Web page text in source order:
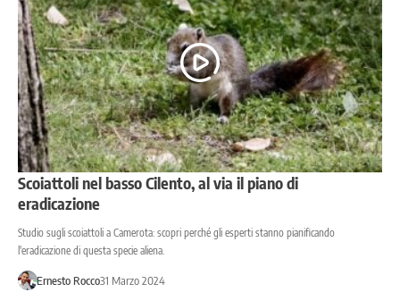
Scoiattoli nel basso Cilento, al via il piano di
eradicazione
Studio sugli scoiattoli a Camerota: scopri perché gli esperti stanno pianificando
l'eradicazione di questa specie aliena.
Ernesto Rocco31 Marzo 2024